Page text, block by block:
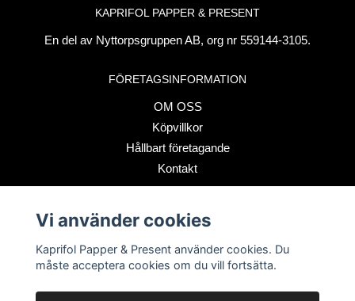
KAPRIFOL PAPPER & PRESENT
En del av Nyttorpsgruppen AB, org nr 559144-3105.
FÖRETAGSINFORMATION
OM OSS
Köpvillkor
Hållbart företagande
Kontakt
BETALSÄTT
Vi använder cookies
Kaprifol Papper & Present använder cookies. Du
måste acceptera cookies om du vill fortsätta.